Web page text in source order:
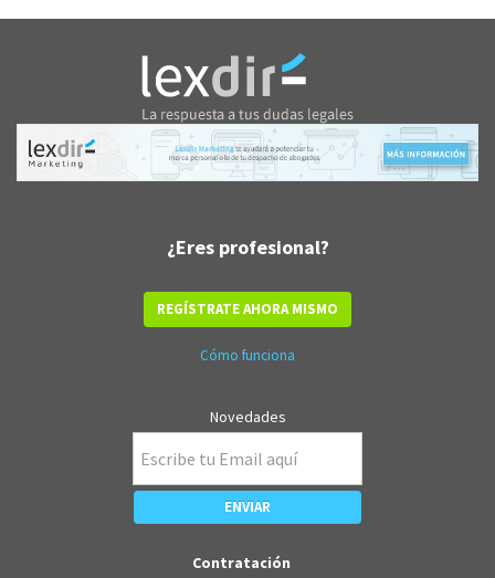
¿Eres profesional?
REGÍSTRATE AHORA MISMO
Cómo funciona
Novedades
Contratación